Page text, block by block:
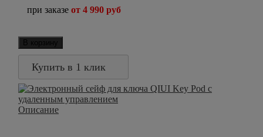
при заказе от 4 990 руб
В корзину
Купить в 1 клик
Описание